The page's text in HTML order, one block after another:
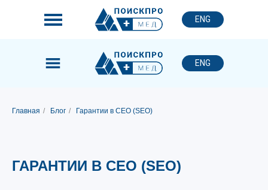
ENG
ENG
Главная / Блог / Гарантии в СЕО (SEO)
ГАРАНТИИ В СЕО (SEO)